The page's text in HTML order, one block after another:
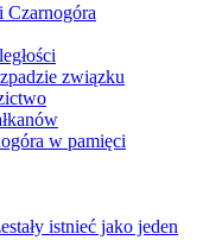
Czarnogóra
związku
w pamięci
istnieć jako jeden